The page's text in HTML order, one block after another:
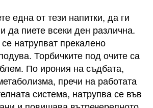
една от тези напитки, да ги
да пиете всеки ден различна.
натрупват прекалено
Торбичките под очите са
По ирония на съдбата,
пречи на работата
система, натрупва се във